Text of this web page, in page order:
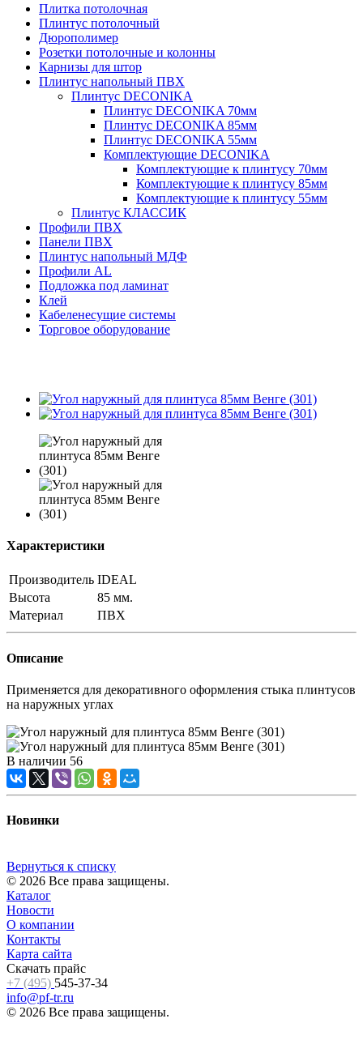
Плитка потолочная
Плинтус потолочный
Дюрополимер
Розетки потолочные и колонны
Карнизы для штор
Плинтус напольный ПВХ
Плинтус DECONIKA
Плинтус DECONIKA 70мм
Плинтус DECONIKA 85мм
Плинтус DECONIKA 55мм
Комплектующие DECONIKA
Комплектующие к плинтусу 70мм
Комплектующие к плинтусу 85мм
Комплектующие к плинтусу 55мм
Плинтус КЛАССИК
Профили ПВХ
Панели ПВХ
Плинтус напольный МДФ
Профили AL
Подложка под ламинат
Клей
Кабеленесущие системы
Торговое оборудование
Характеристики
Производитель IDEAL
Высота
85 мм.
Материал
ПВХ
Описание
Применяется для декоративного оформления стыка плинтусов
на наружных углах
В наличии 56
Новинки
Вернуться к списку
© 2026 Все права защищены.
Каталог
Новости
О компании
Контакты
Карта сайта
Скачать прайс
+7 (495) 545-37-34
info@pf-tr.ru
© 2026 Все права защищены.